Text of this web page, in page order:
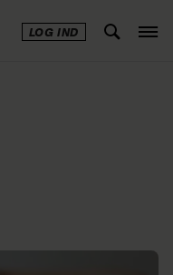
LOG IND